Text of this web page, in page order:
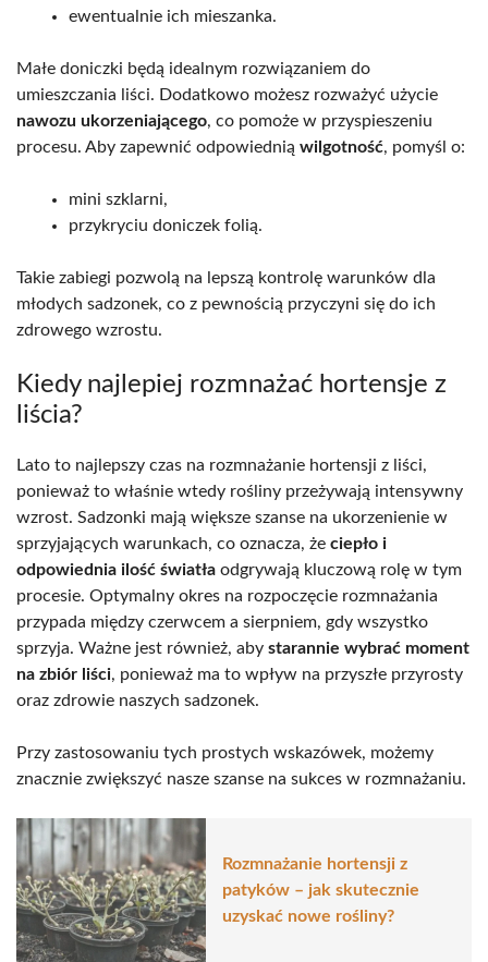
ewentualnie ich mieszanka.
Małe doniczki będą idealnym rozwiązaniem do
umieszczania liści. Dodatkowo możesz rozważyć użycie
nawozu ukorzeniającego, co pomoże w przyspieszeniu
procesu. Aby zapewnić odpowiednią wilgotność, pomyśl o:
mini szklarni,
przykryciu doniczek folią.
Takie zabiegi pozwolą na lepszą kontrolę warunków dla
młodych sadzonek, co z pewnością przyczyni się do ich
zdrowego wzrostu.
Kiedy najlepiej rozmnażać hortensje z
liścia?
Lato to najlepszy czas na rozmnażanie hortensji z liści,
ponieważ to właśnie wtedy rośliny przeżywają intensywny
wzrost. Sadzonki mają większe szanse na ukorzenienie w
sprzyjających warunkach, co oznacza, że ciepło i
odpowiednia ilość światła odgrywają kluczową rolę w tym
procesie. Optymalny okres na rozpoczęcie rozmnażania
przypada między czerwcem a sierpniem, gdy wszystko
sprzyja. Ważne jest również, aby starannie wybrać moment
na zbiór liści, ponieważ ma to wpływ na przyszłe przyrosty
oraz zdrowie naszych sadzonek.
Przy zastosowaniu tych prostych wskazówek, możemy
znacznie zwiększyć nasze szanse na sukces w rozmnażaniu.
Rozmnażanie hortensji z
patyków – jak skutecznie
uzyskać nowe rośliny?